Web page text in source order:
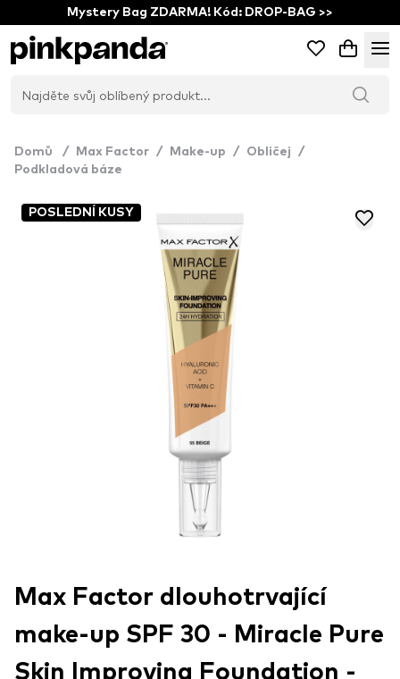
Mystery Bag ZDARMA! Kód: DROP-BAG >>
Domů / Max Factor / Make-up / Obličej
/
Podkladová báze
POSLEDNÍ KUSY
Max Factor dlouhotrvající
make-up SPF 30 - Miracle Pure
Skin Improving Foundation -